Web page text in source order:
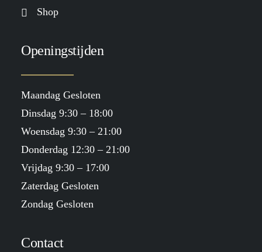
Shop
Openingstijden
Maandag Gesloten
Dinsdag 9:30 – 18:00
Woensdag 9:30 – 21:00
Donderdag 12:30 – 21:00
Vrijdag 9:30 – 17:00
Zaterdag Gesloten
Zondag Gesloten
Contact